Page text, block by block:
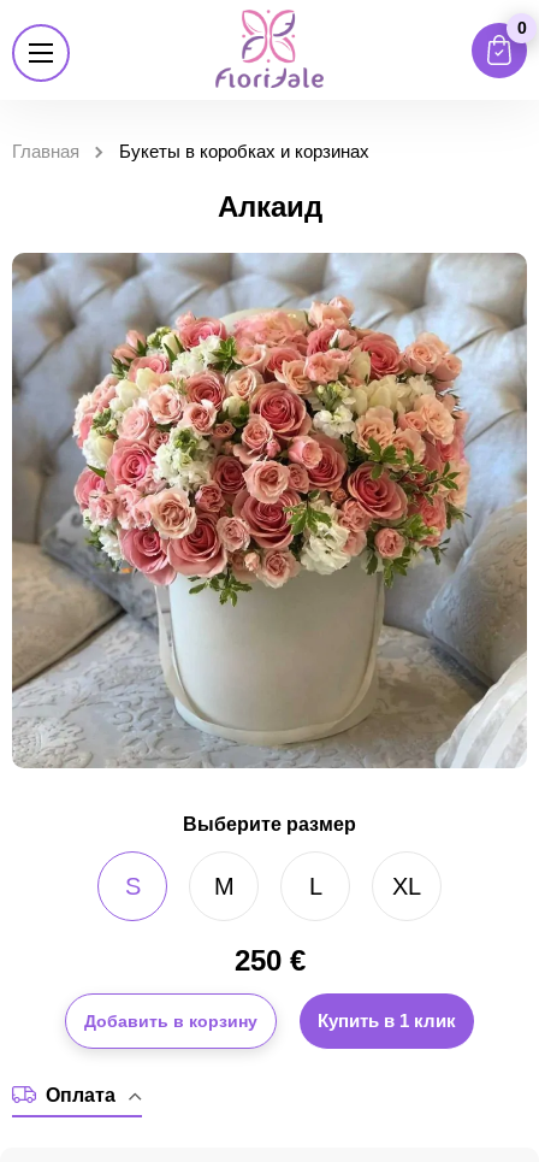
0
Главная Букеты в коробках и корзинах
Алкаид
Выберите размер
S M L XL
250€
Добавить в корзину Купить в 1 клик
Оплата